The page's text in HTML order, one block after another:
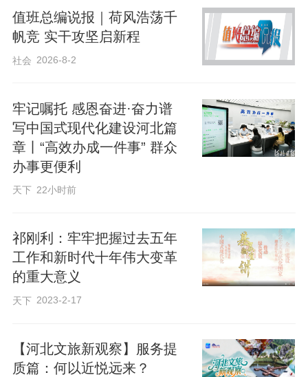
面部署，明确了重点任务。
“农业综合生产能力的提升将会有效推动农
础支撑。”王文录分析，统筹发展科技农
业、绿色农业、质量农业、品牌农业，是
构建现代农业产业体系的核心路径。
全产业链提升粮油、蔬菜、果品、中药
材、奶业、畜禽养殖六大主导产业。加力
实施新一轮千亿斤粮食产能提升行动，巩
固提升小麦优势产区，挖潜玉米大豆产
粮”示范区，因地制宜推进盐碱地综合改造
利用，增强粮食等重要农产品供给保障能
值班总编说报｜荷风浩荡千
帆竞 实干攻坚启新程
社会 2026-8-2
牢记嘱托 感恩奋进·奋力谱
写中国式现代化建设河北篇
章丨“高效办成一件事” 群众
办事更便利
天下 22小时前
祁刚利：牢牢把握过去五年
工作和新时代十年伟大变革
的重大意义
天下 2023-2-17
【河北文旅新观察】服务提
质篇：何以近悦远来？